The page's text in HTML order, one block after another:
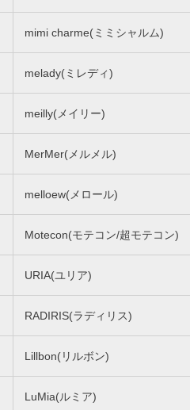
mimi charme(ミミシャルム)
melady(ミレディ)
meilly(メイリー)
MerMer(メルメル)
melloew(メロール)
Motecon(モテコン/超モテコン)
URIA(ユリア)
RADIRIS(ラディリス)
Lillbon(リルボン)
LuMia(ルミア)